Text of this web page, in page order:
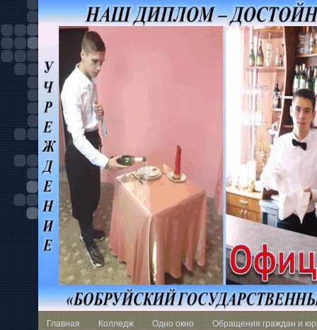
Главная Колледж Одно окно
Обращения граждан и